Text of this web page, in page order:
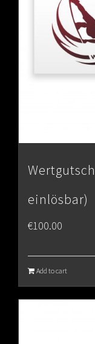
einlösbar)
€100.00
Add to cart